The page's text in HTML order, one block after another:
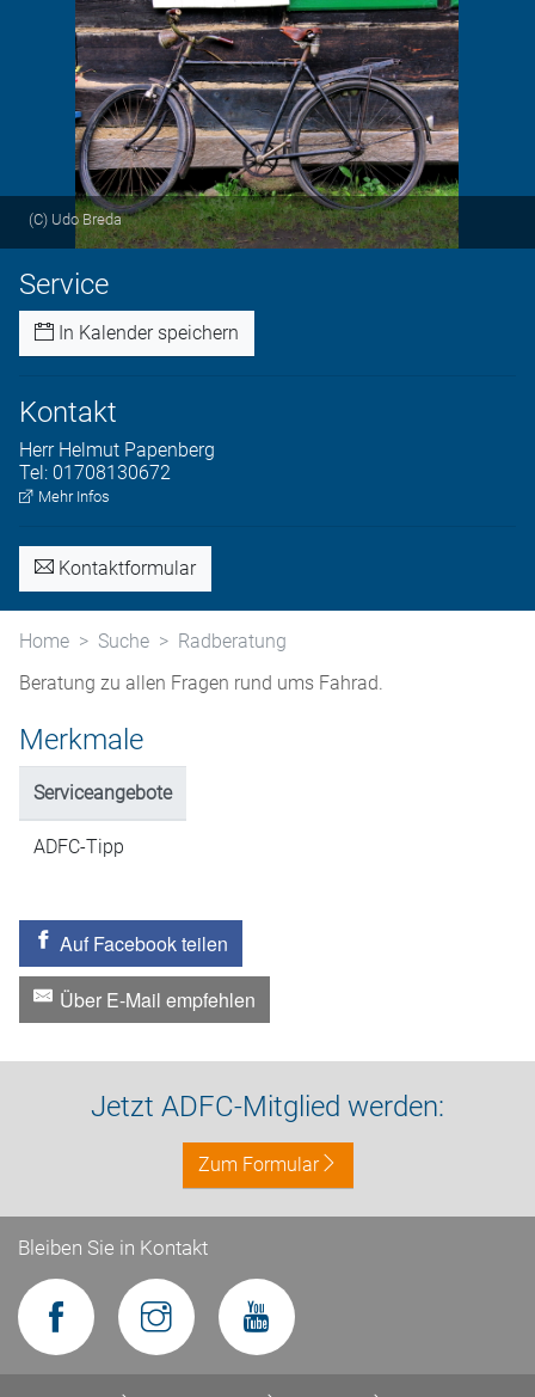
(C) Udo Breda
Service
In Kalender speichern
Kontakt
Herr Helmut Papenberg
Tel: 01708130672
Mehr Infos
Kontaktformular
Home Suche
Radberatung
Beratung zu allen Fragen rund ums Fahrad.
Merkmale
Serviceangebote
ADFC-Tipp
Auf Facebook teilen
Über E-Mail empfehlen
Jetzt ADFC-Mitglied werden:
Zum Formular
Bleiben Sie in Kontakt